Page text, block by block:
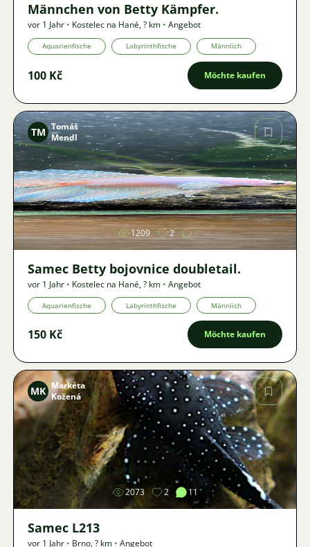
Männchen von Betty Kämpfer.
vor 1 Jahr • Kostelec na Hané,? km • Angebot
Aquarienfische Labyrinthfische Männlich
100 Kč Möchte kaufen
Bild
TM Tomáš
Mendl
1209 2
Samec Betty bojovnice doubletail.
vor 1 Jahr • Kostelec na Hané,? km • Angebot
Aquarienfische Labyrinthfische Männlich
150 Kč Möchte kaufen
Bild
MK Markéta
Kožená
2073 2 11
Samec L213
vor 1 Jahr • Brno,? km • Angebot